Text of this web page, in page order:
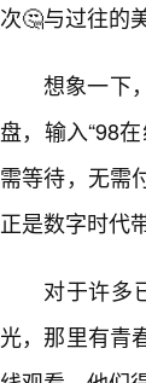
次🤔与过往的
想象一下
盘，输入“98
需等待，无需
正是数字时代
对于许多
光，那里有青